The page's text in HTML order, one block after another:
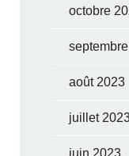
octobre
août 2023
juillet
juin 2023